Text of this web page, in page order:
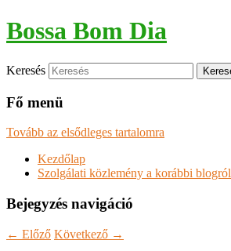
Bossa Bom Dia
Keresés
Fő menü
Tovább az elsődleges tartalomra
Kezdőlap
Szolgálati közlemény a korábbi blogról
Bejegyzés navigáció
← Előző Következő →